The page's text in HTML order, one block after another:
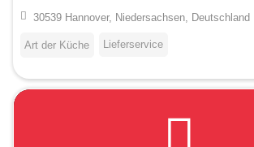
30539 Hannover, Niedersachsen, Deutschland
Art der Küche Lieferservice